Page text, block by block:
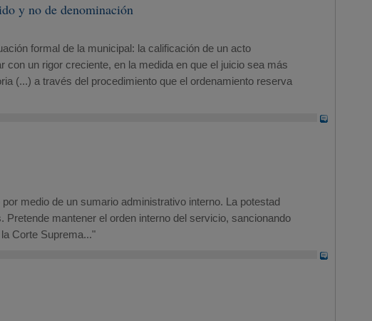
y no de denominación
formal de la municipal: la calificación de un acto
un rigor creciente, en la medida en que el juicio sea más
(...) a través del procedimiento que el ordenamiento reserva
medio de un sumario administrativo interno. La potestad
mantener el orden interno del servicio, sancionando
Corte Suprema..."